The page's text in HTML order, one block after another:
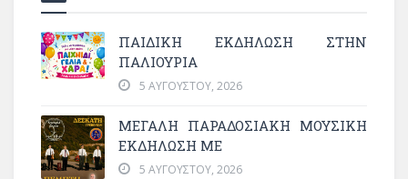
ΠΑΙΔΙΚΗ ΕΚΔΗΛΩΣΗ ΣΤΗΝ
ΠΑΛΙΟΥΡΙΑ
5 ΑΥΓΟΎΣΤΟΥ, 2026
ΜΕΓΆΛΗ ΠΑΡΑΔΟΣΙΑΚΉ ΜΟΥΣΙΚΉ
ΕΚΔΉΛΩΣΗ ΜΕ
5 ΑΥΓΟΎΣΤΟΥ, 2026